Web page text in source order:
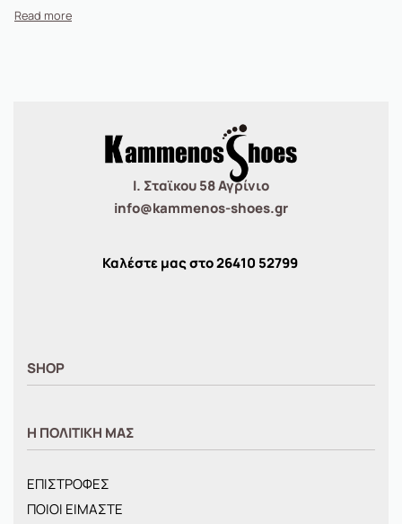
Ι. Σταϊκου 58 Αγρίνιο
info@kammenos-shoes.gr
Καλέστε μας στο26410 52799
SHOP
ΓΥΝΑΙΚΕΙΑ
BRANDS
ΝΕΕΣ ΑΦΙΞΕΙΣ
Η ΠΟΛΙΤΙΚΗ ΜΑΣ
ΕΠΙΣΤΡΟΦΕΣ
ΠΟΙΟΙ ΕΙΜΑΣΤΕ